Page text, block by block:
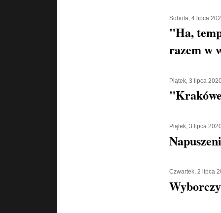
Sobota, 4 lipca
"Ha,
razem w
Piątek, 3 lipca
Piątek, 3 lipca
Czwartek, 2 lipca